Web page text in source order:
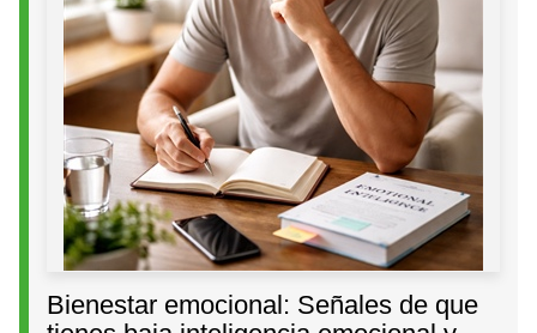
Bienestar emocional: Señales de que